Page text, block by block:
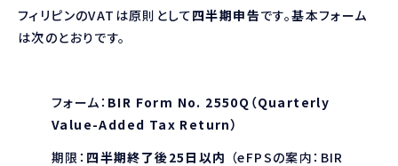
フィリピンのVATは原則として四半期申告です。基本フォーム
は次のとおりです。
フォーム： BIR Form No. 2550Q（Quarterly
Value-Added Tax Return）
期限： 四半期終了後25日以内 （eFPSの案内： BIR